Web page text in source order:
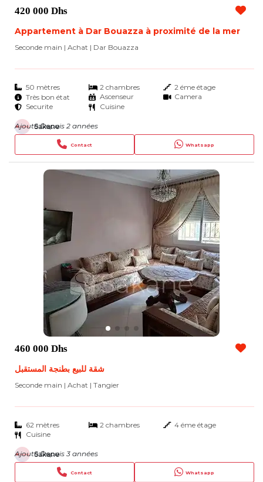
420 000 Dhs
Appartement à Dar Bouazza à proximité de la mer
Seconde main | Achat | Dar Bouazza
50 mètres 2 chambres
2 éme étage
Très bon état
Ascenseur
Camera
Securite
Cuisine
Sakane
Contact Whatsapp
Ajouté Depuis 2 années
460 000 Dhs
شقة للبيع بطنجة المستقبل
Seconde main | Achat | Tangier
62 mètres 2 chambres
4 éme étage
Cuisine
Sakane
Contact Whatsapp
Ajouté Depuis 3 années